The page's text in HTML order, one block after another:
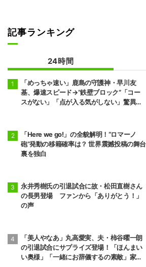
記事ランキング
24時間
「めっちゃ速い」鹿島の守護神・早川友
基、爆速スピード→“鉄壁ブロック”「コー
スがない」「点が入る気がしない」驚異の
「Here we go!」の全貌解明！“ロマーノ
砲”発動の移籍確率は？ 世界震撼投稿の舞台
裏を独白
永井秀樹氏の引退試合に故・松田直樹さん
の長男登場 ファンから「ありがとう！」
の声
「美人やなあ」丸高愛実、夫・柿谷曜一朗
の引退試合にサプライズ登場！「ほんまい
い奥様」「一緒にお辞儀するの素敵」家族